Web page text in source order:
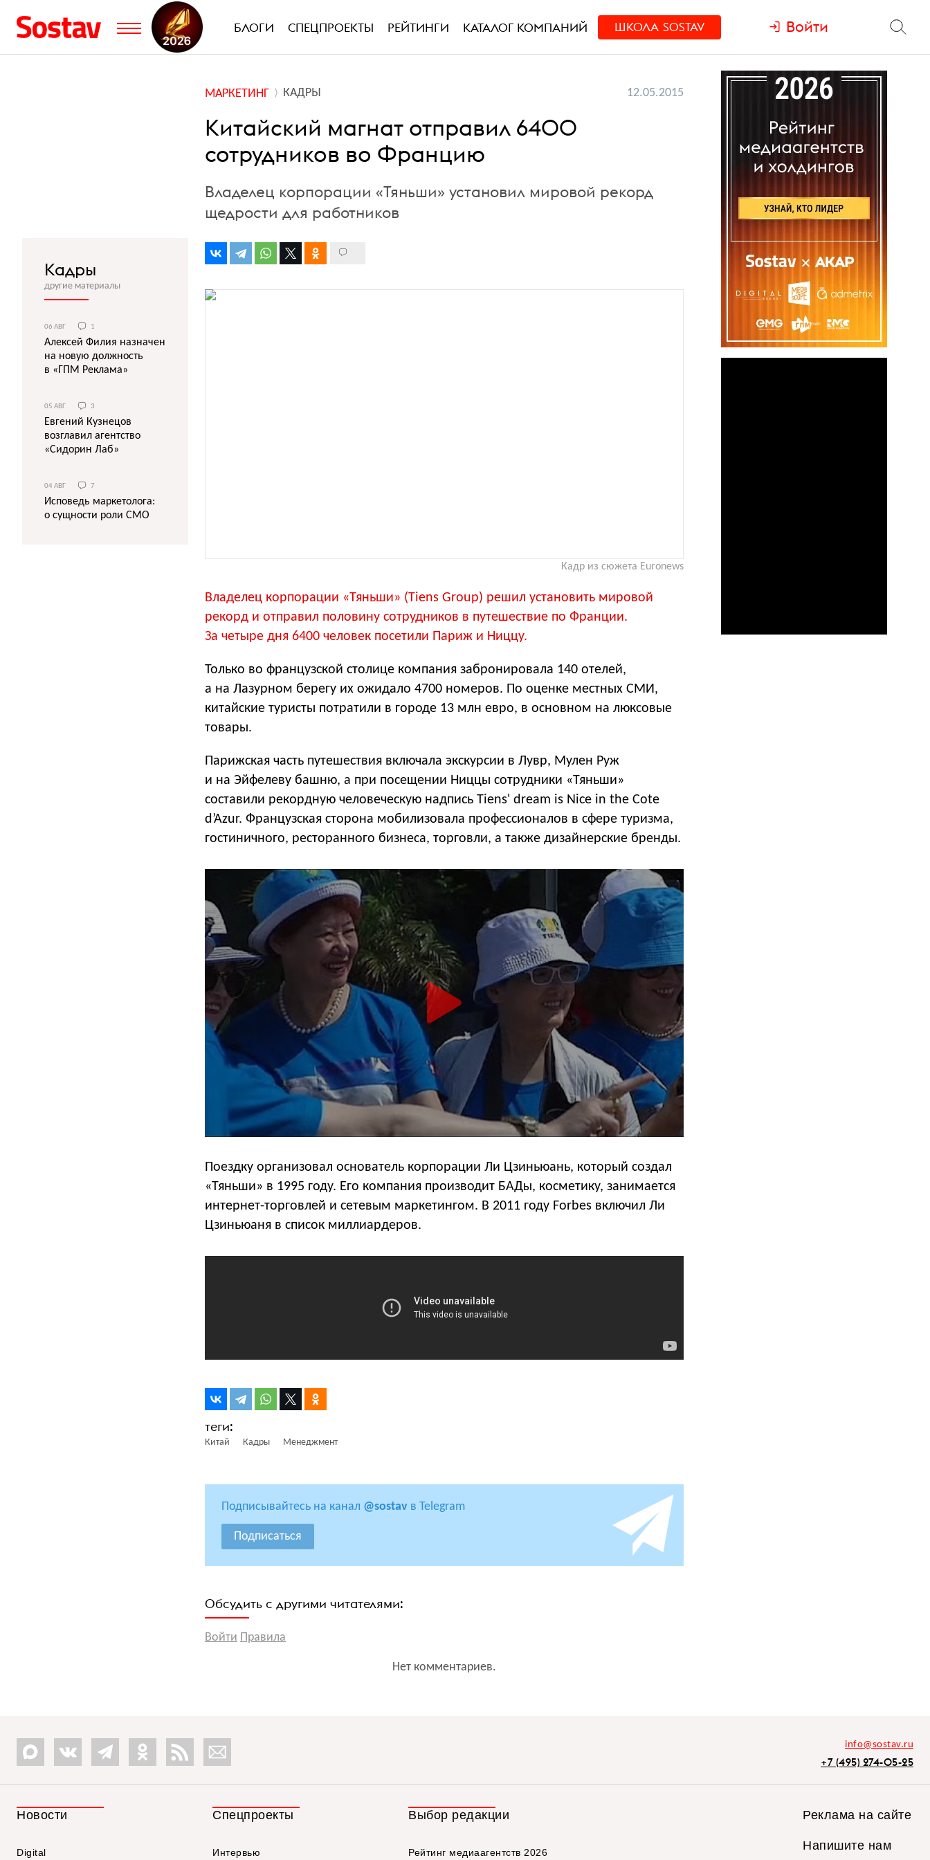
БЛОГИ СПЕЦПРОЕКТЫ РЕЙТИНГИ КАТАЛОГ КОМПАНИЙ ШКОЛА SOSTAV Войти
МАРКЕТИНГ КАДРЫ 12.05.2015
Китайский магнат отправил 6400
сотрудников во Францию
Владелец корпорации «Тяньши» установил мировой рекорд
щедрости для работников
Кадр из сюжета Euronews
Владелец корпорации «Тяньши» (Tiens Group) решил установить мировой
рекорд и отправил половину сотрудников в путешествие по Франции.
За четыре дня 6400 человек посетили Париж и Ниццу.
Только во французской столице компания забронировала 140 отелей,
а на Лазурном берегу их ожидало 4700 номеров. По оценке местных СМИ,
китайские туристы потратили в городе 13 млн евро, в основном на люксовые
товары.
Парижская часть путешествия включала экскурсии в Лувр, Мулен Руж
и на Эйфелеву башню, а при посещении Ниццы сотрудники «Тяньши»
составили рекордную человеческую надпись Tiens' dream is Nice in the Cote
d’Azur. Французская сторона мобилизовала профессионалов в сфере туризма,
гостиничного, ресторанного бизнеса, торговли, а также дизайнерские бренды.
Поездку организовал основатель корпорации Ли Цзиньюань, который создал
«Тяньши» в 1995 году. Его компания производит БАДы, косметику, занимается
интернет-торговлей и сетевым маркетингом. В 2011 году Forbes включил Ли
Цзиньюаня в список миллиардеров.
Китай Кадры Менеджмент
Подписывайтесь на канал @sostav в Telegram
Подписаться
Обсудить с другими читателями:
Войти Правила
Нет комментариев.
Кадры
другие материалы
06 АВГ 1
Алексей Филия назначен
на новую должность
в «ГПМ Реклама»
05 АВГ 3
Евгений Кузнецов
возглавил агентство
«Сидорин Лаб»
04 АВГ 7
Исповедь маркетолога:
о сущности роли СМО
info@sostav.ru
+7 (495) 274-05-25
Новости
Digital
Спецпроекты
Интервью
Выбор редакции
Рейтинг медиаагентств 2026
Реклама на сайте
Напишите нам